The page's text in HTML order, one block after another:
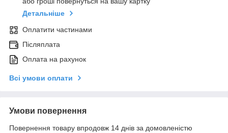
Детальніше
Оплатити частинами
Післяплата
Оплата на рахунок
Всі умови оплати
Умови повернення
Повернення товару впродовж 14 днів за домовленістю